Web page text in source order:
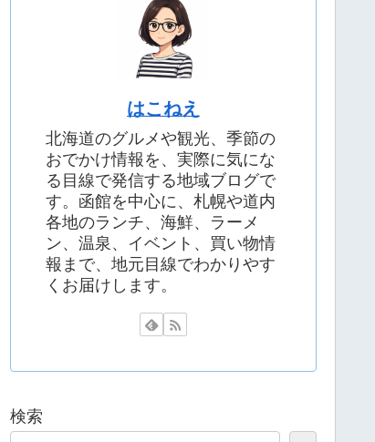
はこねえ
北海道のグルメや観光、季節の
おでかけ情報を、実際に気にな
る目線で発信する地域ブログで
す。函館を中心に、札幌や道内
各地のランチ、海鮮、ラーメ
ン、温泉、イベント、買い物情
報まで、地元目線でわかりやす
くお届けします。
検索